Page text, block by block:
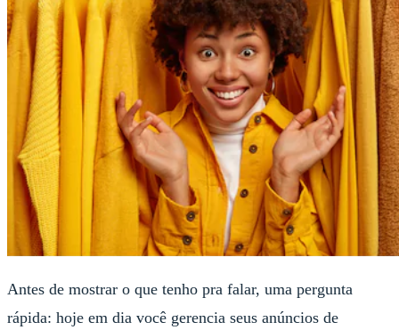
Antes de mostrar o que tenho pra falar, uma pergunta
rápida: hoje em dia você gerencia seus anúncios de